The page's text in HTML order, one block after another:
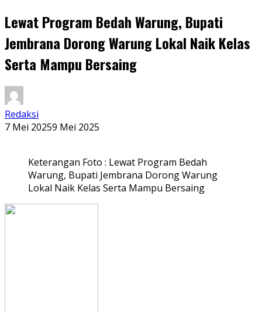
Lewat Program Bedah Warung, Bupati
Jembrana Dorong Warung Lokal Naik Kelas
Serta Mampu Bersaing
Redaksi
7 Mei 20259 Mei 2025
Keterangan Foto : Lewat Program Bedah
Warung, Bupati Jembrana Dorong Warung
Lokal Naik Kelas Serta Mampu Bersaing